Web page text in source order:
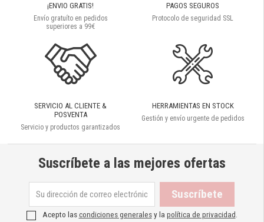
¡ENVIO GRATIS!
Envío gratuíto en pedidos
superiores a 99€
PAGOS SEGUROS
Protocolo de seguridad SSL
SERVICIO AL CLIENTE &
POSVENTA
Servicio y productos garantizados
HERRAMIENTAS EN STOCK
Gestión y envío urgente de pedidos
Suscríbete a las mejores ofertas
Acepto lascondiciones generalesy la política de privacidad